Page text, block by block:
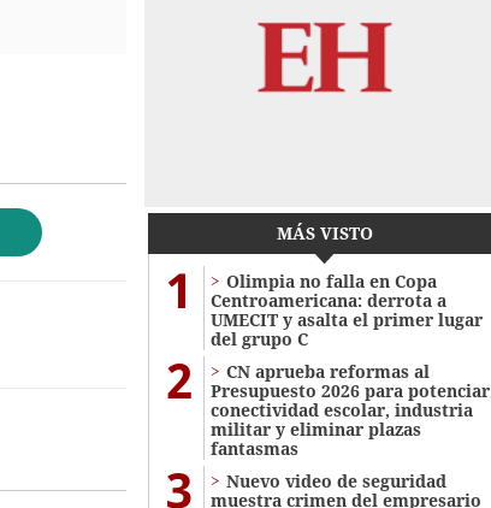
MÁS VISTO
1
Olimpia no falla en Copa
Centroamericana: derrota a
UMECIT y asalta el primer lugar
del grupo C
2
CN aprueba reformas al
Presupuesto 2026 para potenciar
conectividad escolar, industria
militar y eliminar plazas
fantasmas
3
Nuevo video de seguridad
muestra crimen del empresario